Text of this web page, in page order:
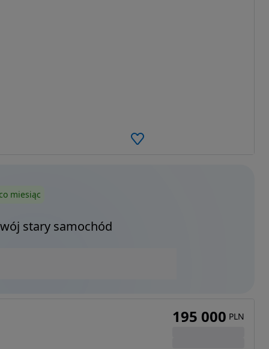
miesiąc
stary samochód
195 000 PLN